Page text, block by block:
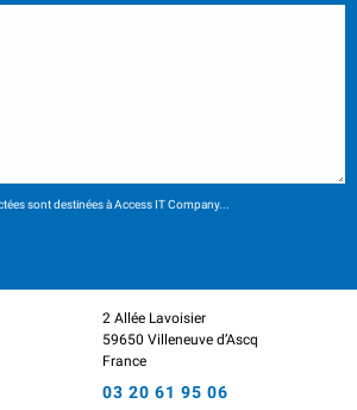
sont destinées à Access IT Company...
2 Allée Lavoisier
59650 Villeneuve d’Ascq
France
03 20 61 95 06